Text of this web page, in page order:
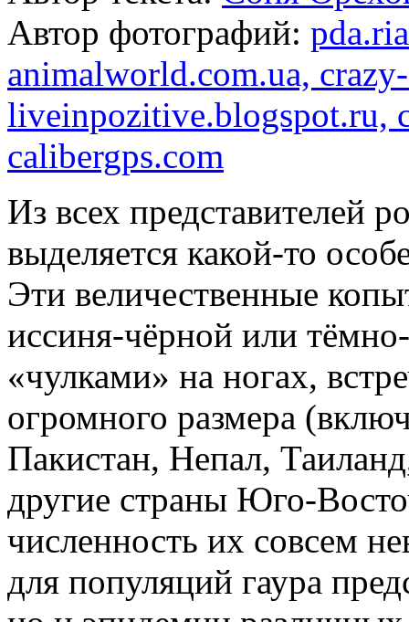
Автор фотографий:
animalworld.com.ua,
liveinpozitive.blogspot.ru,
calibergps.com
Из всех представителей
выделяется какой-то
Эти величественные
иссиня-чёрной или
«чулками» на ногах,
огромного размера
Пакистан, Непал,
другие страны Юго-
численность их совсем
для популяций гаура